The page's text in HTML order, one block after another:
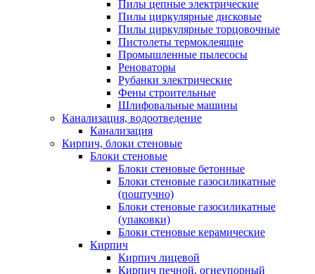
Пилы цепные электрические
Пилы циркулярные дисковые
Пилы циркулярные торцовочные
Пистолеты термоклеящие
Промышленные пылесосы
Реноваторы
Рубанки электрические
Фены строительные
Шлифовальные машины
Канализация, водоотведение
Канализация
Кирпич, блоки стеновые
Блоки стеновые
Блоки стеновые бетонные
Блоки стеновые газосиликатные
(поштучно)
Блоки стеновые газосиликатные
(упаковки)
Блоки стеновые керамические
Кирпич
Кирпич лицевой
Кирпич печной, огнеупорный